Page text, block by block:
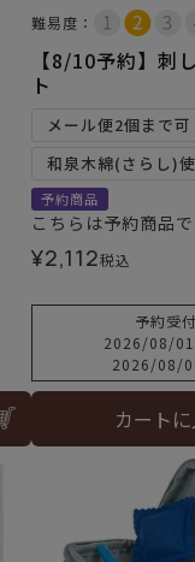
難易度：
【8/10予約】刺
ト
メール便2個まで可
和泉木綿(さらし)
予約商品
こちらは予約商品
¥2,112税込
予約受
2026/08/
2026/08/
カート